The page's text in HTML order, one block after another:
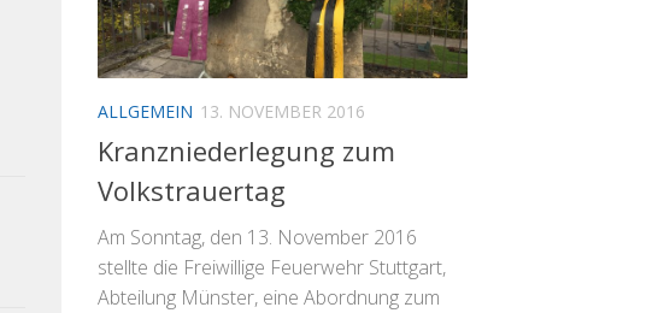
ALLGEMEIN 13. NOVEMBER 2016
Kranzniederlegung zum
Volkstrauertag
Am Sonntag, den 13. November 2016
stellte die Freiwillige Feuerwehr Stuttgart,
Abteilung Münster, eine Abordnung zum